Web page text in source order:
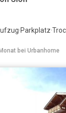
·Parkplatz·
bei Urbanhome